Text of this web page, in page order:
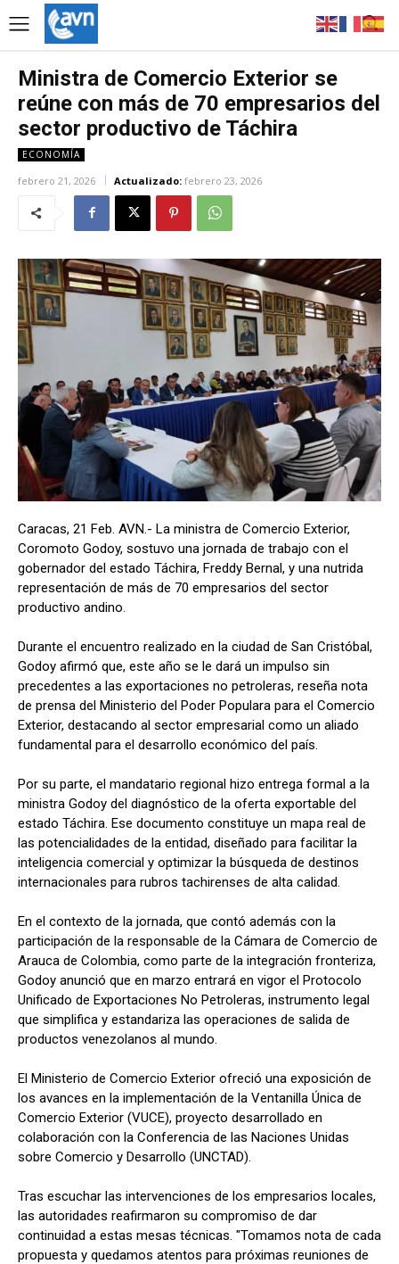
Ministra de Comercio Exterior se
reúne con más de 70 empresarios del
sector productivo de Táchira
ECONOMÍA
febrero 21, 2026 Actualizado: febrero 23, 2026
Caracas, 21 Feb. AVN.- La ministra de Comercio Exterior,
Coromoto Godoy, sostuvo una jornada de trabajo con el
gobernador del estado Táchira, Freddy Bernal, y una nutrida
representación de más de 70 empresarios del sector
productivo andino.
Durante el encuentro realizado en la ciudad de San Cristóbal,
Godoy afirmó que, este año se le dará un impulso sin
precedentes a las exportaciones no petroleras, reseña nota
de prensa del Ministerio del Poder Populara para el Comercio
Exterior, destacando al sector empresarial como un aliado
fundamental para el desarrollo económico del país.
Por su parte, el mandatario regional hizo entrega formal a la
ministra Godoy del diagnóstico de la oferta exportable del
estado Táchira. Ese documento constituye un mapa real de
las potencialidades de la entidad, diseñado para facilitar la
inteligencia comercial y optimizar la búsqueda de destinos
internacionales para rubros tachirenses de alta calidad.
En el contexto de la jornada, que contó además con la
participación de la responsable de la Cámara de Comercio de
Arauca de Colombia, como parte de la integración fronteriza,
Godoy anunció que en marzo entrará en vigor el Protocolo
Unificado de Exportaciones No Petroleras, instrumento legal
que simplifica y estandariza las operaciones de salida de
productos venezolanos al mundo.
El Ministerio de Comercio Exterior ofreció una exposición de
los avances en la implementación de la Ventanilla Única de
Comercio Exterior (VUCE), proyecto desarrollado en
colaboración con la Conferencia de las Naciones Unidas
sobre Comercio y Desarrollo (UNCTAD).
Tras escuchar las intervenciones de los empresarios locales,
las autoridades reafirmaron su compromiso de dar
continuidad a estas mesas técnicas. "Tomamos nota de cada
propuesta y quedamos atentos para próximas reuniones de